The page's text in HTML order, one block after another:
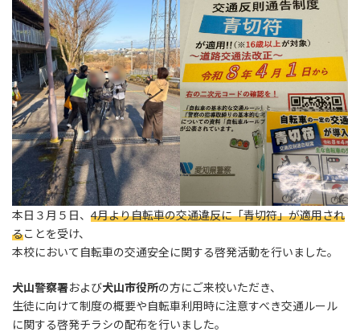
本日３月５日、 4月より自転車の交通違反に「青切符」が適用され
ることを受け、
本校において自転車の交通安全に関する啓発活動を行いました。
犬山警察署および犬山市役所の方にご来校いただき、
生徒に向けて制度の概要や自転車利用時に注意すべき交通ルール
に関する啓発チラシの配布を行いました。